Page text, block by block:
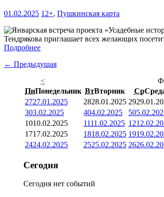
01.02.2025 12+, Пушкинская карта
Тендрякова приглашает всех желающих
Подробнее
← Предыдущая
<
ПнПонедельник ВтВторник Ср
2727.01.2025 2828.01.2025 29
303.02.2025 404.02.2025 5
1010.02.2025 1111.02.2025 12
1717.02.2025 1818.02.2025 19
2424.02.2025 2525.02.2025 26
Сегодня
Сегодня нет событий